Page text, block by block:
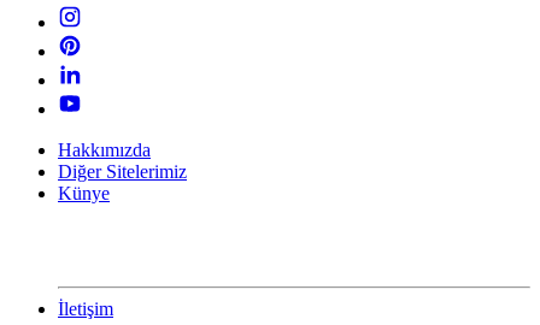
Hakkımızda
Diğer Sitelerimiz
Künye
İletişim